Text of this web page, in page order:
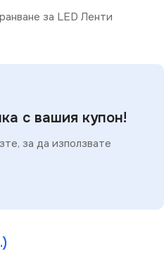
за LED Ленти
с вашия купон!
за да използвате